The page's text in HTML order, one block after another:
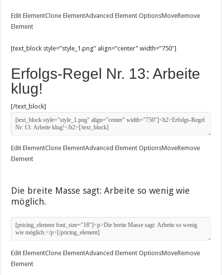
Edit ElementClone ElementAdvanced Element OptionsMoveRemove
Element
[text_block style=”style_1.png” align=”center” width=”750″]
Erfolgs-Regel Nr. 13: Arbeite
klug!
[/text_block]
Edit ElementClone ElementAdvanced Element OptionsMoveRemove
Element
Die breite Masse sagt: Arbeite so wenig wie
möglich.
Edit ElementClone ElementAdvanced Element OptionsMoveRemove
Element